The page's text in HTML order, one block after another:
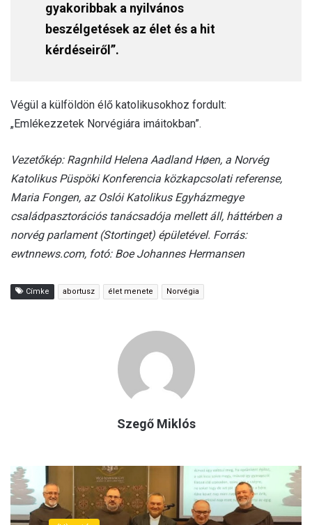
gyakoribbak a nyilvános
beszélgetések az élet és a hit
kérdéseiről”.
Végül a külföldön élő katolikusokhoz fordult:
„Emlékezzetek Norvégiára imáitokban”.
Vezetőkép: Ragnhild Helena Aadland Høen, a Norvég
Katolikus Püspöki Konferencia közkapcsolati referense,
Maria Fongen, az Oslói Katolikus Egyházmegye
családpasztorációs tanácsadója mellett áll, háttérben a
norvég parlament (Stortinget) épületével. Forrás:
ewtnnews.com, fotó: Boe Johannes Hermansen
Címke abortusz élet menete Norvégia
Szegő Miklós